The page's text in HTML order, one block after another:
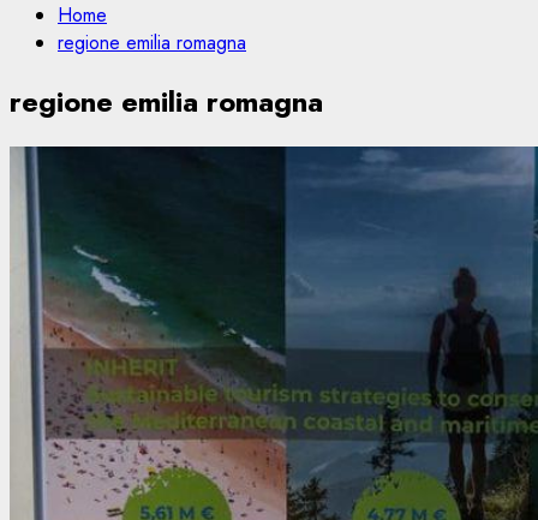
Home
regione emilia romagna
regione emilia romagna